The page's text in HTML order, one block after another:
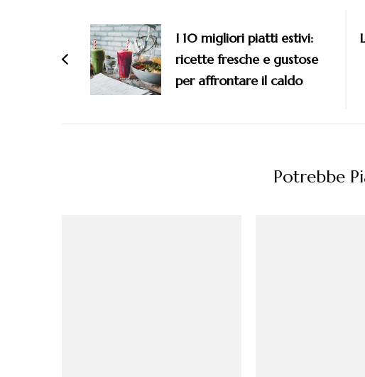
articoli
I 10 migliori piatti estivi:
ricette fresche e gustose
per affrontare il caldo
Potrebbe